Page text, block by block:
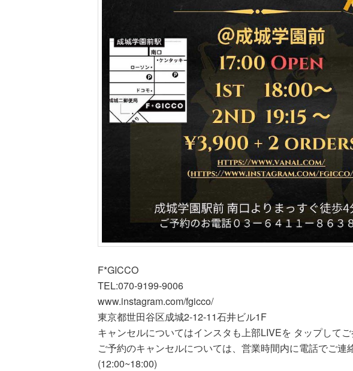
F*GICCO
TEL:070-9199-9006
www.instagram.com/fgicco/
東京都世田谷区成城2-12-11石井ビル1F
キャンセルについてはインスタも上部LIVEを タップしてご
ご予約のキャンセルについては、営業時間内に電話でご連
(12:00~18:00)